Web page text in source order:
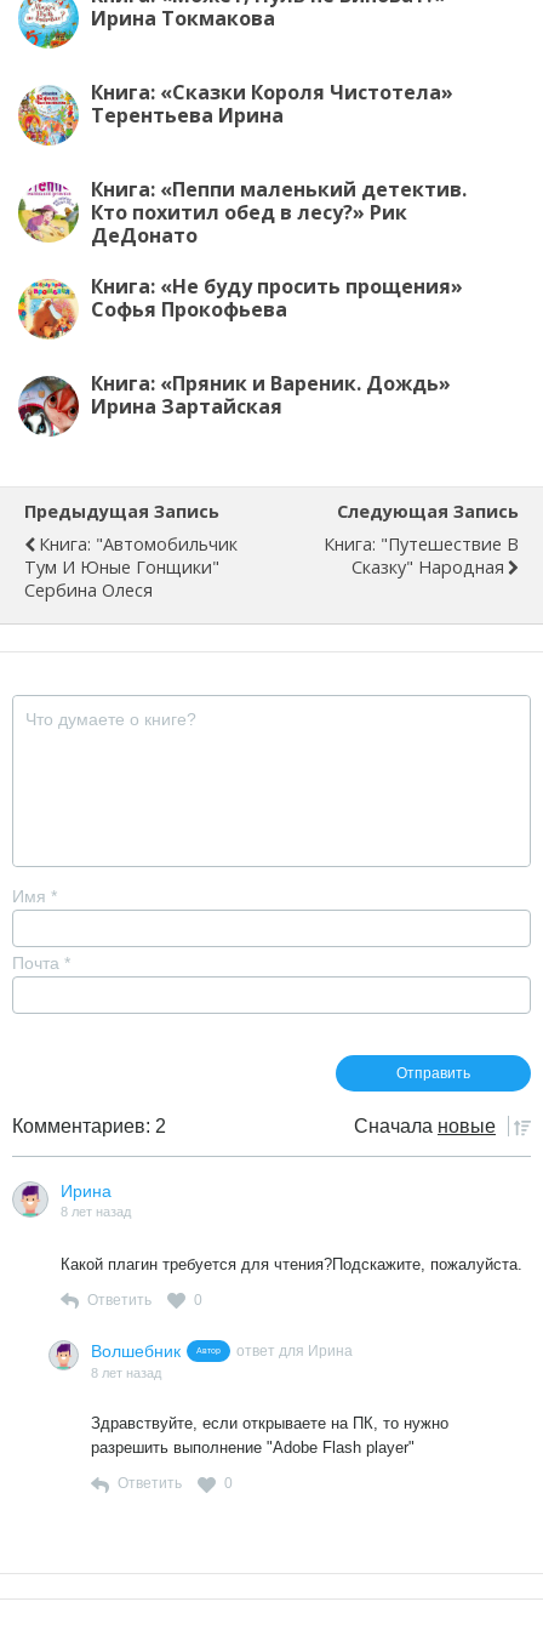
Ирина Токмакова
Книга: «Сказки Короля Чистотела»
Терентьева Ирина
Книга: «Пеппи маленький детектив.
Кто похитил обед в лесу?» Рик
ДеДонато
Книга: «Не буду просить прощения»
Софья Прокофьева
Книга: «Пряник и Вареник. Дождь»
Ирина Зартайская
Предыдущая Запись
Книга: "Автомобильчик
Тум И Юные Гонщики"
Сербина Олеся
Следующая Запись
Книга: "Путешествие В
Сказку" Народная
Имя *
Почта *
Комментариев: 2 Сначала новые
Ирина
8 лет назад
Какой плагин требуется для чтения?Подскажите, пожалуйста.
Ответить 0
Волшебник Автор ответ для Ирина
8 лет назад
Здравствуйте, если открываете на ПК, то нужно
разрешить выполнение "Adobe Flash player"
Ответить 0